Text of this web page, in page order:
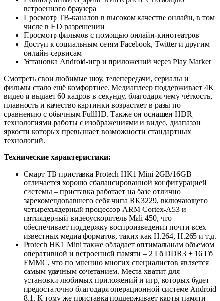
встроенного браузера
Просмотр ТВ-каналов в высоком качестве онлайн, в том
числе в HD разрешении
Просмотр фильмов с помощью онлайн-кинотеатров
Доступ к социальным сетям Facebook, Twitter и другим
онлайн-сервисам
Установка Android-игр и приложений через Play Market
Смотреть свои любимые шоу, телепередачи, сериалы и
фильмы стало ещё комфортнее. Медиаплеер поддерживает 4К
видео и выдает 60 кадров в секунду, благодаря чему чёткость,
плавность и качество картинки возрастает в разы по
сравнению с обычным FullHD. Также он оснащен HDR,
технологиями работы с изображениями и видео, диапазон
яркости которых превышает возможности стандартных
технологий.
Технические характеристики:
Смарт ТВ приставка Protech HK1 Mini 2GB/16GB
отличается хорошо сбалансированной конфигурацией
системы – приставка работает на базе отлично
зарекомендовавшего себя чипа RK3229, включающего
четырехъядерный процессор ARM Cortex-A53 и
пятиядерный видеоускоритель Mali 450, что
обеспечивает поддержку воспроизведения почти всех
известных медиа форматов, таких как H.264, H.265 и т.д.
Protech HK1 Mini также обладает оптимальным объемом
оперативной и встроенной памяти – 2 Гб DDR3 + 16 Гб
EMMC, что по мнению многих специалистов является
самым удачным сочетанием. Места хватит для
установки любимых приложений и игр, которых будет
предостаточно благодаря операционной системе Android
8.1. К тому же приставка поддерживает карты памяти